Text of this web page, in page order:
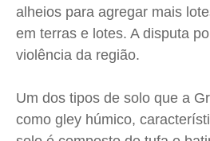
alheios para agregar mais
em terras e lotes. A disputa
violência da região.
Um dos tipos de solo que a
como gley húmico,